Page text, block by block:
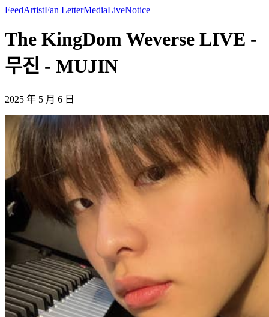
FeedArtistFan LetterMediaLiveNotice
The KingDom Weverse LIVE -
무진 - MUJIN
2025 年 5 月 6 日